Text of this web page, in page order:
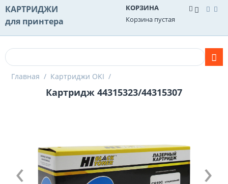
КАРТРИДЖИ
для принтера
КОРЗИНА
Корзина пустая
Главная / Картриджи OKI /
Картридж 44315323/44315307